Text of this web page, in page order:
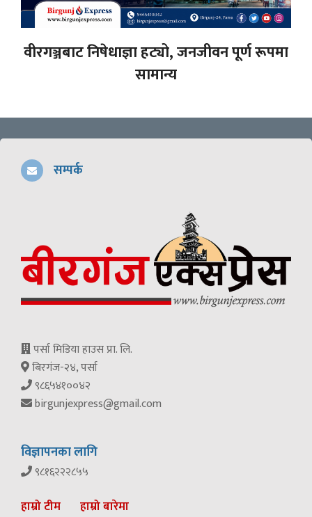
वीरगञ्जबाट निषेधाज्ञा हट्यो, जनजीवन पूर्ण रूपमा
सामान्य
सम्पर्क
पर्सा मिडिया हाउस प्रा. लि.
बिरगंज-२४, पर्सा
९८६५४१००४२
birgunjexpress@gmail.com
विज्ञापनका लागि
९८१६२२२८५५
हाम्रो टीम हाम्रो बारेमा